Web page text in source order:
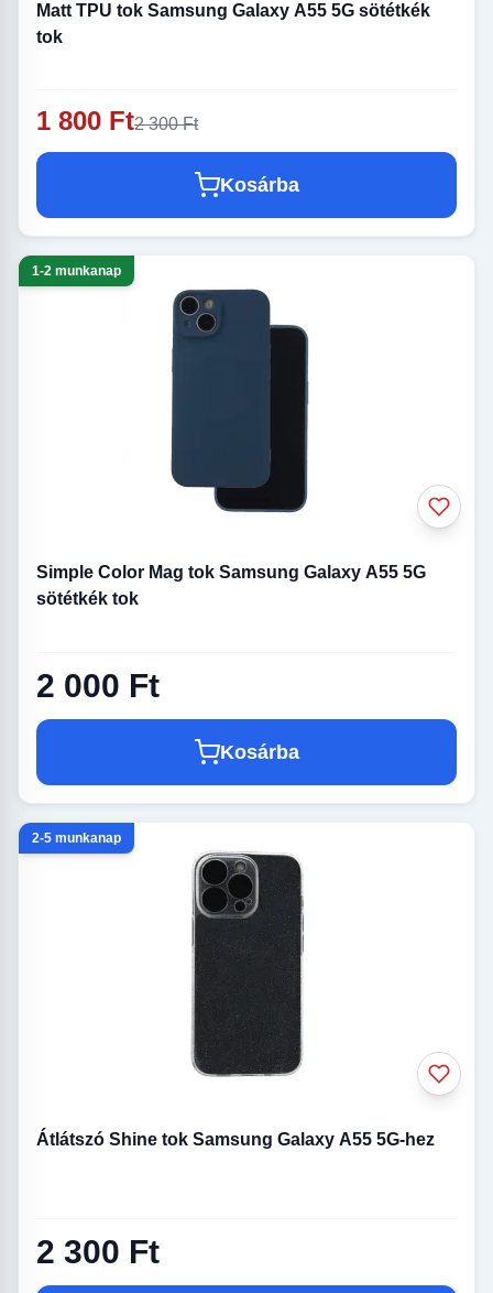
Matt TPU tok Samsung Galaxy A55 5G sötétkék
tok
1 800 Ft2 300 Ft
Kosárba
1-2 munkanap
Simple Color Mag tok Samsung Galaxy A55 5G
sötétkék tok
2 000 Ft
Kosárba
2-5 munkanap
Átlátszó Shine tok Samsung Galaxy A55 5G-hez
2 300 Ft